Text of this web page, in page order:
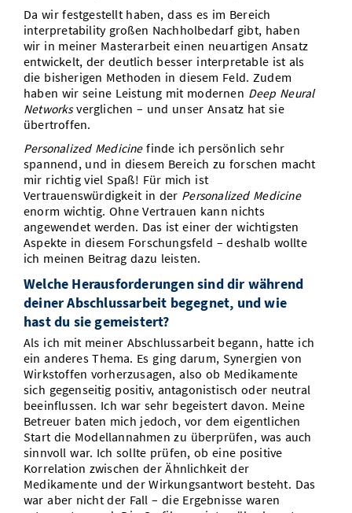
Da wir festgestellt haben, dass es im Bereich
interpretability großen Nachholbedarf gibt, haben
wir in meiner Masterarbeit einen neuartigen Ansatz
entwickelt, der deutlich besser interpretable ist als
die bisherigen Methoden in diesem Feld. Zudem
haben wir seine Leistung mit modernen Deep Neural
Networksverglichen – und unser Ansatz hat sie
übertroffen.
Personalized Medicinefinde ich persönlich sehr
spannend, und in diesem Bereich zu forschen macht
mir richtig viel Spaß! Für mich ist
Vertrauenswürdigkeit in der Personalized Medicine
enorm wichtig. Ohne Vertrauen kann nichts
angewendet werden. Das ist einer der wichtigsten
Aspekte in diesem Forschungsfeld – deshalb wollte
ich meinen Beitrag dazu leisten.
Welche Herausforderungen sind dir während
deiner Abschlussarbeit begegnet, und wie
hast du sie gemeistert?
Als ich mit meiner Abschlussarbeit begann, hatte ich
ein anderes Thema. Es ging darum, Synergien von
Wirkstoffen vorherzusagen, also ob Medikamente
sich gegenseitig positiv, antagonistisch oder neutral
beeinflussen. Ich war sehr begeistert davon. Meine
Betreuer baten mich jedoch, vor dem eigentlichen
Start die Modellannahmen zu überprüfen, was auch
sinnvoll war. Ich sollte prüfen, ob eine positive
Korrelation zwischen der Ähnlichkeit der
Medikamente und der Wirkungsantwort besteht. Das
war aber nicht der Fall – die Ergebnisse waren